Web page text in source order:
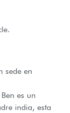
sede en
es un
india, esta